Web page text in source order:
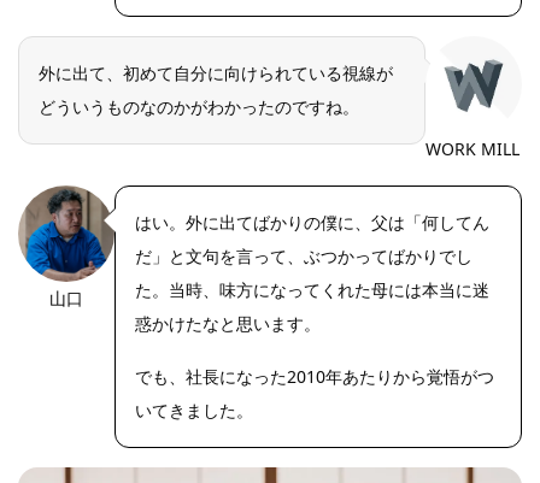
外に出て、初めて自分に向けられている視線が
どういうものなのかがわかったのですね。
WORK MILL
https://riseph
山口
はい。外に出てばかりの僕に、父は「何してん
だ」と文句を言って、ぶつかってばかりでし
た。当時、味方になってくれた母には本当に迷
惑かけたなと思います。
でも、社長になった2010年あたりから覚悟がつ
いてきました。